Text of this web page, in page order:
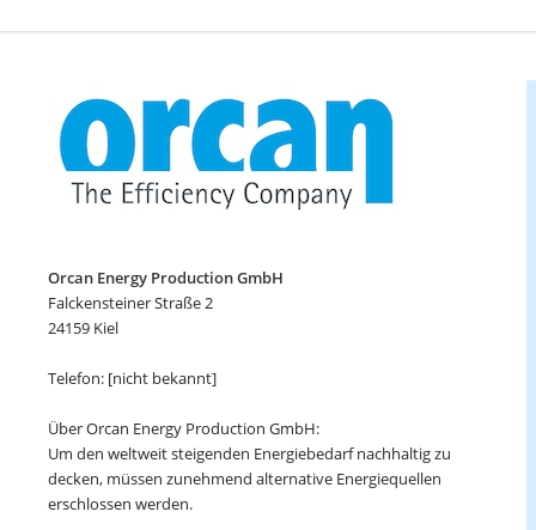
Orcan Energy Production GmbH
Falckensteiner Straße 2
24159 Kiel
Telefon: [nicht bekannt]
Über Orcan Energy Production GmbH:
Um den weltweit steigenden Energiebedarf nachhaltig zu
decken, müssen zunehmend alternative Energiequellen
erschlossen werden.